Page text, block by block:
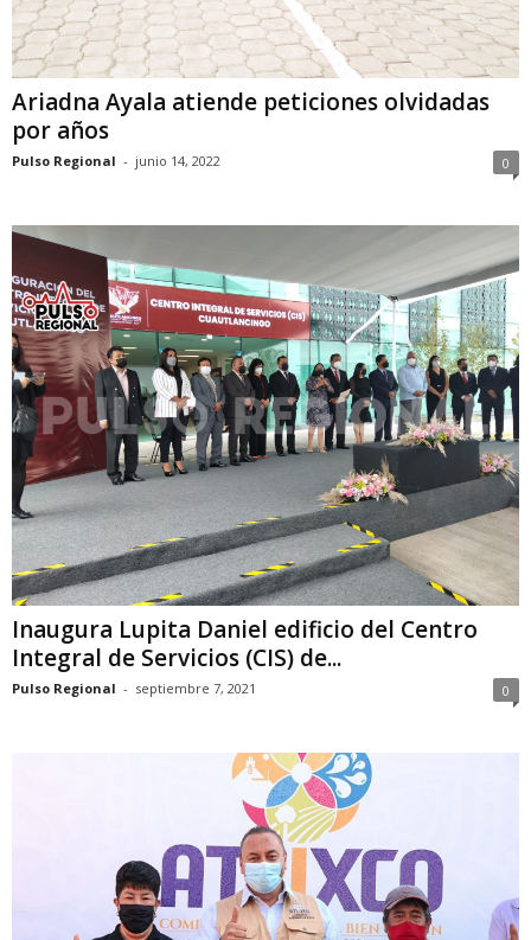
Ariadna Ayala atiende peticiones olvidadas
por años
Pulso Regional - junio 14, 2022 0
Inaugura Lupita Daniel edificio del Centro
Integral de Servicios (CIS) de...
Pulso Regional - septiembre 7, 2021 0